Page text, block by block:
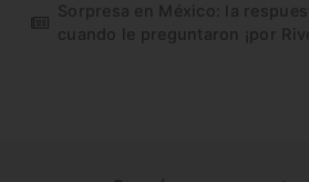
Sorpresa en México: la
cuando le preguntaron ¡por